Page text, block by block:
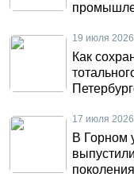
19 июля
Как
17 июля
В Горном
поколения